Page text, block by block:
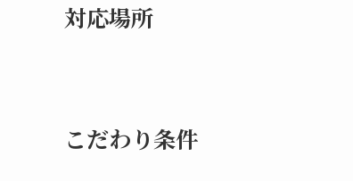
対応場所
こだわり条件